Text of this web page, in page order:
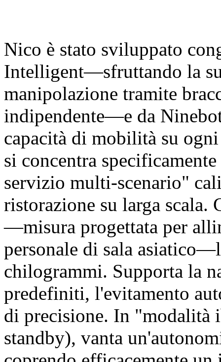
Nico è stato sviluppato
Intelligent—sfruttando la
manipolazione tramite
indipendente—e da
capacità di mobilità su
si concentra
servizio multi-scenario"
ristorazione su larga scala.
—misura progettata per
personale di sala
chilogrammi. Supporta la
predefiniti, l'evitamento
di precisione. In "modalità
standby), vanta